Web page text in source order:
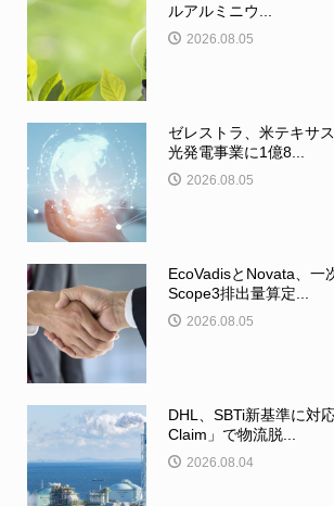
ルアルミニウ...
2026.08.05
ゼレストラ、米テキサ
光発電事業に1億8...
2026.08.05
EcoVadisとNovata、一
Scope3排出量算定...
2026.08.05
DHL、SBTi新基準に対
Claim」で物流脱...
2026.08.04